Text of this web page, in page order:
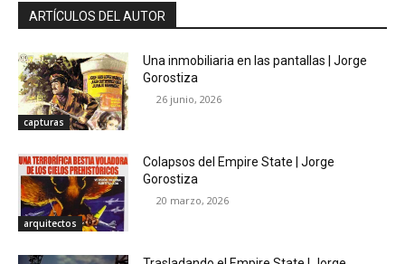
ARTÍCULOS DEL AUTOR
capturas
Una inmobiliaria en las pantallas | Jorge
Gorostiza
26 junio, 2026
arquitectos
Colapsos del Empire State | Jorge
Gorostiza
20 marzo, 2026